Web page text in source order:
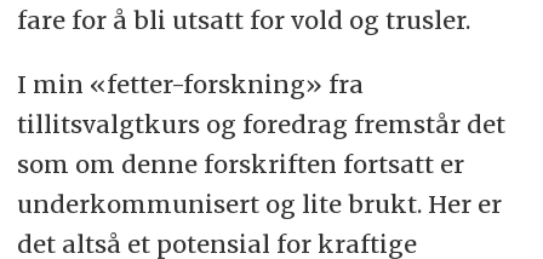
fare for å bli utsatt for vold og trusler.
I min «fetter-forskning» fra
tillitsvalgtkurs og foredrag fremstår det
som om denne forskriften fortsatt er
underkommunisert og lite brukt. Her er
det altså et potensial for kraftige